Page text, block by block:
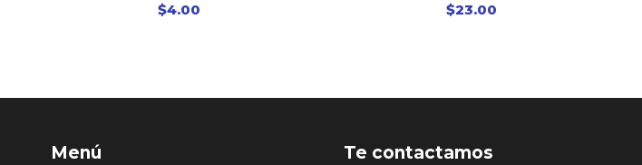
$4.00 $23.00
Menú Te contactamos